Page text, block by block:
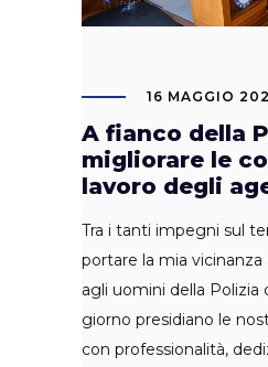
16 MAGGIO
A fianco della
migliorare le
lavoro degli
Tra i tanti impegni sul
portare la mia vicinanza
agli uomini della Polizia
giorno presidiano le
con professionalità,